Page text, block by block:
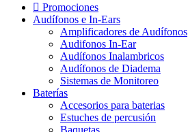
Promociones
Audífonos e In-Ears
Amplificadores de Audífonos
Audifonos In-Ear
Audífonos Inalambricos
Audífonos de Diadema
Sistemas de Monitoreo
Baterías
Accesorios para baterias
Estuches de percusión
Baquetas